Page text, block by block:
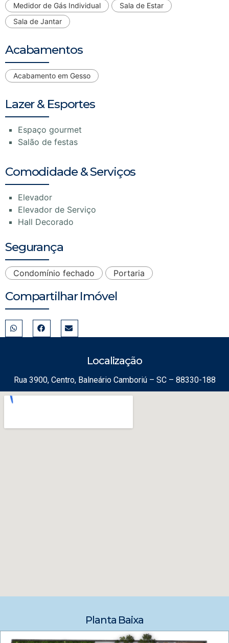
Medidor de Gás Individual
Sala de Estar
Sala de Jantar
Acabamentos
Acabamento em Gesso
Lazer & Esportes
Espaço gourmet
Salão de festas
Comodidade & Serviços
Elevador
Elevador de Serviço
Hall Decorado
Segurança
Condomínio fechado Portaria
Compartilhar Imóvel
Localização
Rua 3900, Centro, Balneário Camboriú – SC – 88330-188
Planta Baixa